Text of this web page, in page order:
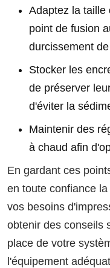
Adaptez la taille
point de fusion
durcissement
Stocker les
de préserver
d'éviter la
Maintenir des
à chaud afin
En gardant ces
en toute confiance
vos besoins
obtenir des conseils
place de votre
l'équipement